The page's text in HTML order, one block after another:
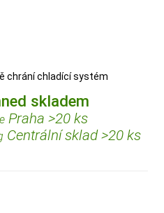
chrání chladící systém
skladem
Praha >20 ks
Centrální sklad >20 ks